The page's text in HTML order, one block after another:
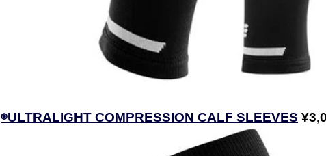
◉ULTRALIGHT COMPRESSION CALF SLEEVES